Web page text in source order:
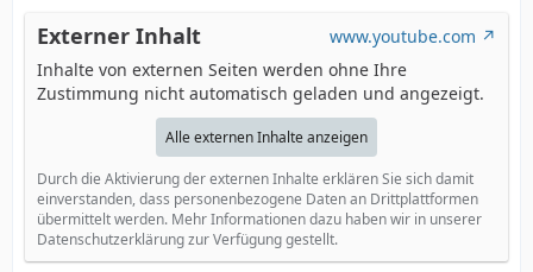
Externer Inhalt
www.youtube.com
Inhalte von externen Seiten werden ohne Ihre
Zustimmung nicht automatisch geladen und angezeigt.
Alle externen Inhalte anzeigen
Durch die Aktivierung der externen Inhalte erklären Sie sich damit
einverstanden, dass personenbezogene Daten an Drittplattformen
übermittelt werden. Mehr Informationen dazu haben wir in unserer
Datenschutzerklärung zur Verfügung gestellt.